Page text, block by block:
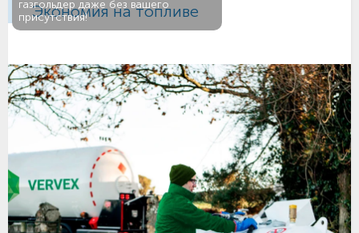
Экономия на топливе
газгольдер даже без вашего
присутствия!